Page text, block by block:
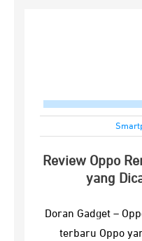
Review Oppo
yang
Doran Gadget –
terbaru Oppo